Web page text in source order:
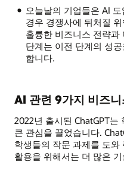
오늘날의 기업들은 AI
경우 경쟁사에 뒤처질
훌륭한 비즈니스 전략
단계는 이전 단계의 성
합니다.
AI 관련 9가지 비즈
2022년 출시된 ChatGPT는
큰 관심을 끌었습니다.
학생들의 작문 과제를 도
활용을 위해서는 더 많은